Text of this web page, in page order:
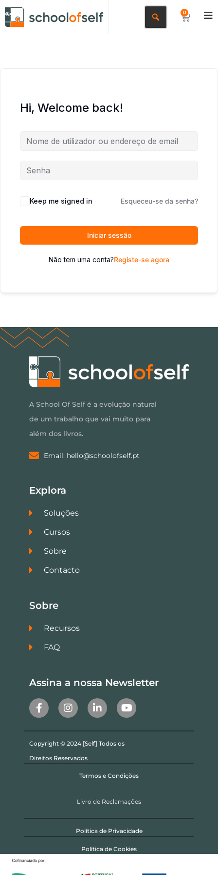
0
Hi, Welcome back!
Keep me signed in Esqueceu-se da senha?
Iniciar sessão
Não tem uma conta?Registe-se agora
A School Of Self é a evolução natural
de um trabalho que vai muito para
além dos livros.
Email: hello@schoolofself.pt
Explora
Soluções
Cursos
Sobre
Contacto
Sobre
Recursos
FAQ
Assina a nossa Newsletter
Copyright © 2024 [Self] Todos os
Direitos Reservados
Termos e Condições
Livro de Reclamações
Política de Privacidade
Política de Cookies